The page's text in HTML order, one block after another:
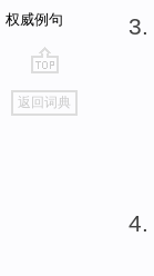
权威例句
go
top
返回词典